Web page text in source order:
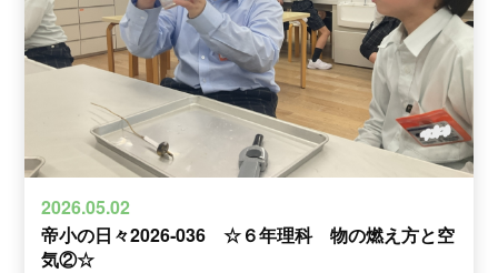
2026.05.02
帝小の日々2026‐036 ☆６年理科 物の燃え方と空
気②☆